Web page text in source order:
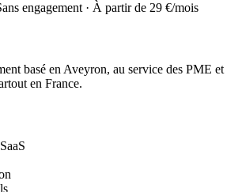
engagement · À partir de 29 €/mois
basé en Aveyron, au service des PME et
en France.